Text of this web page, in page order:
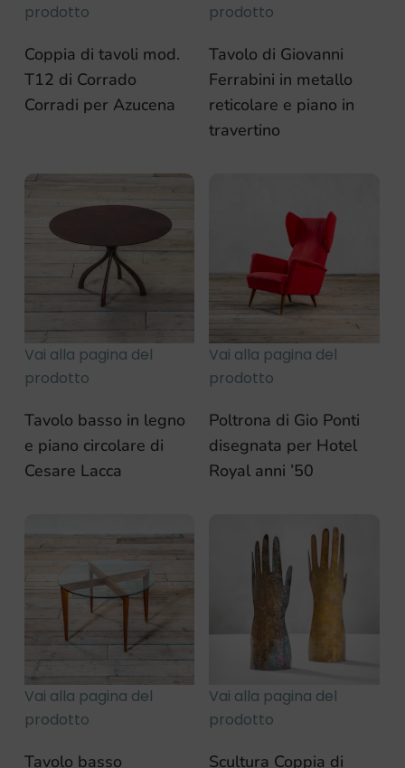
prodotto
Coppia di tavoli mod.
T12 di Corrado
Corradi per Azucena
prodotto
Tavolo di Giovanni
Ferrabini in metallo
reticolare e piano in
travertino
Vai alla pagina del
prodotto
Tavolo basso in legno
e piano circolare di
Cesare Lacca
Vai alla pagina del
prodotto
Poltrona di Gio Ponti
disegnata per Hotel
Royal anni ’50
Vai alla pagina del
prodotto
Tavolo basso
Vai alla pagina del
prodotto
Scultura Coppia di